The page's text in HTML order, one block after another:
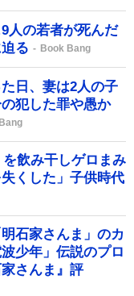
人の若者が死んだ
る
Book Bang
日、妻は2人の子
犯した罪や愚か
飲み干しゲロまみ
くした」子供時代
石家さんま」のカ
少年」伝説のプロ
さんま』評